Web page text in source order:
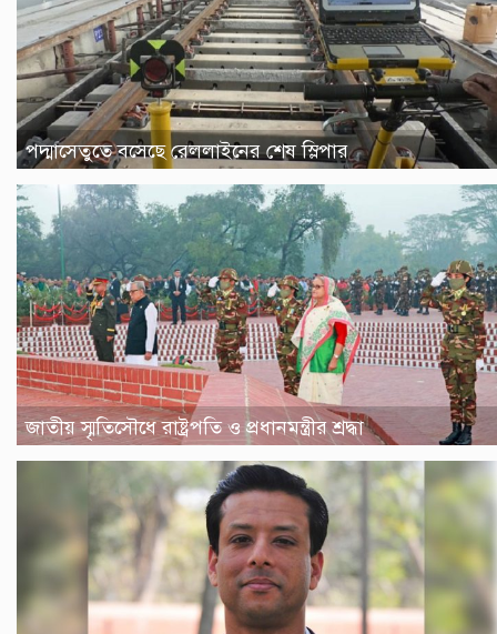
পদ্মাসেতুতে বসেছে রেললাইনের শেষ স্লিপার
জাতীয় স্মৃতিসৌধে রাষ্ট্রপতি ও প্রধানমন্ত্রীর শ্রদ্ধা